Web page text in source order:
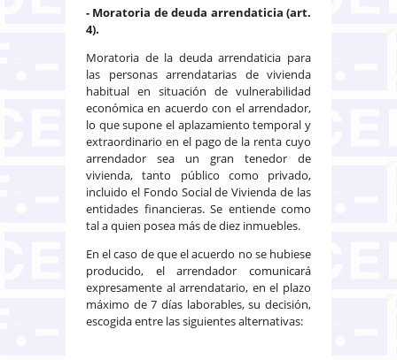
- Moratoria de deuda arrendaticia (art.
4).
Moratoria de la deuda arrendaticia para
las personas arrendatarias de vivienda
habitual en situación de vulnerabilidad
económica en acuerdo con el arrendador,
lo que supone el aplazamiento temporal y
extraordinario en el pago de la renta cuyo
arrendador sea un gran tenedor de
vivienda, tanto público como privado,
incluido el Fondo Social de Vivienda de las
entidades financieras. Se entiende como
tal a quien posea más de diez inmuebles.
En el caso de que el acuerdo no se hubiese
producido, el arrendador comunicará
expresamente al arrendatario, en el plazo
máximo de 7 días laborables, su decisión,
escogida entre las siguientes alternativas: